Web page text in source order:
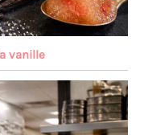
vanille